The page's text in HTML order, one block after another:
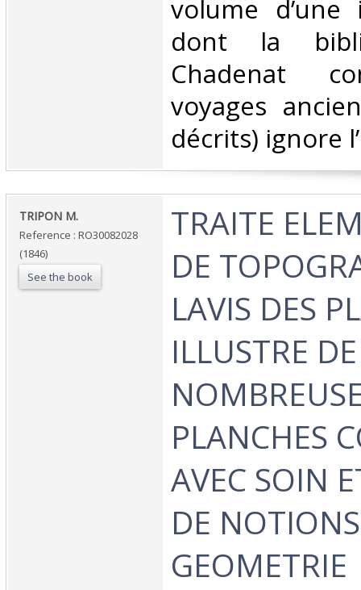
volume
dont la
Chadenat
voyages
décrits) ignore
‎TRIPON M.‎
Reference : RO30082028
(1846)
See the book
‎TRAITE
DE
LAVIS DES
ILLUSTRE DE
PLANCHES
AVEC SOIN
DE
GEOMETRIE‎